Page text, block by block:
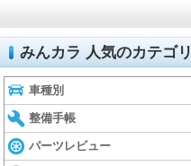
みんカラ 人気のカテゴリ
車種別
整備手帳
パーツレビュー